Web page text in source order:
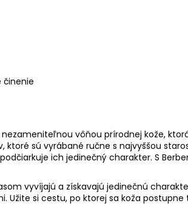
činenie
vôňou prírodnej kože,
ktoré sú vyrábané ručne s najvyššou
ich jedinečný charakter. S
vyvíjajú a získavajú jedinečnú
Užite si cestu, po ktorej sa koža